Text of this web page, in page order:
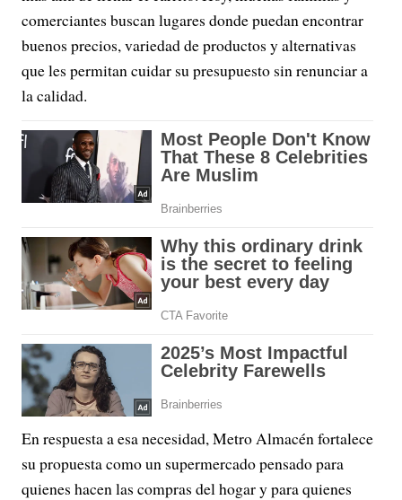
comerciantes buscan lugares donde puedan encontrar
buenos precios, variedad de productos y alternativas
que les permitan cuidar su presupuesto sin renunciar a
la calidad.
En respuesta a esa necesidad, Metro Almacén fortalece
su propuesta como un supermercado pensado para
quienes hacen las compras del hogar y para quienes